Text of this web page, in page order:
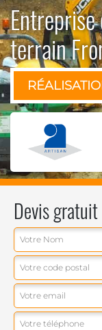
terrain
Devis gratuit